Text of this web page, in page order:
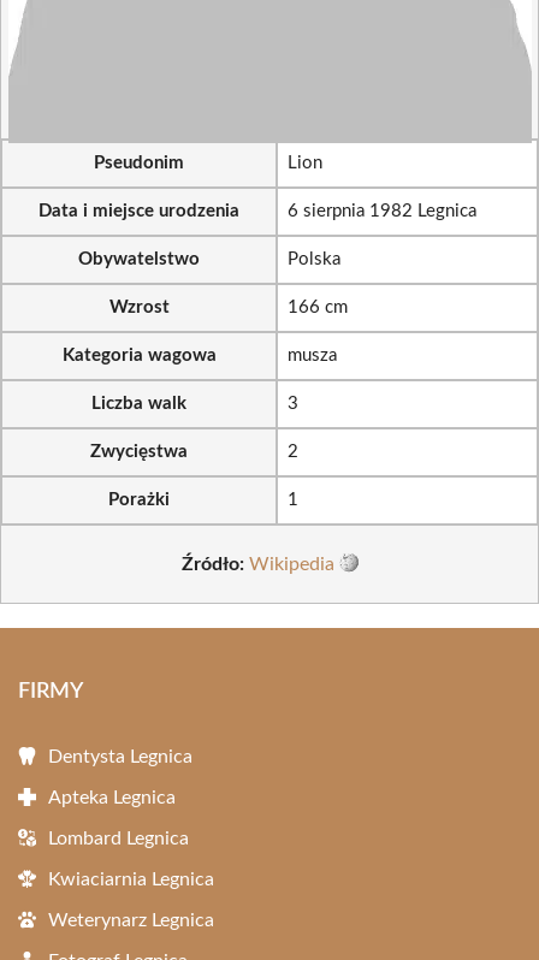
Pseudonim Lion
Data i miejsce urodzenia 6 sierpnia 1982 Legnica
Obywatelstwo Polska
Wzrost 166 cm
Kategoria wagowa musza
Liczba walk 3
Zwycięstwa 2
Porażki 1
Źródło: Wikipedia
FIRMY
Dentysta Legnica
Apteka Legnica
Lombard Legnica
Kwiaciarnia Legnica
Weterynarz Legnica